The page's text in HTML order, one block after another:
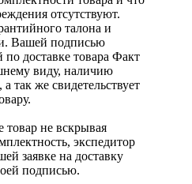
отсутствуют.
талона и
Вашей подписью
доставке товара Факт
виду, наличию
так же свидетельствует
товар не вскрывая
экспедитор
заявке на доставку
подписью.